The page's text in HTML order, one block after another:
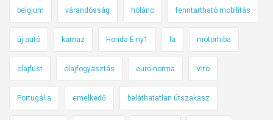
belgium várandósság hólánc fenntartható mobilitás
új autó kamaz Honda E:ny1 la motorhiba
olajfüst olajfogyasztás euro-norma Vito
Portugália emelkedő beláthatatlan útszakasz